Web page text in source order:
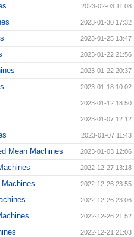
2023-02-03 11:08
2023-01-30 17:32
2023-01-25 13:47
2023-01-22 21:56
2023-01-22 20:37
2023-01-18 10:02
2023-01-12 18:50
2023-01-07 12:12
2023-01-07 11:43
Mean Machines 2023-01-03 12:06
2022-12-27 13:18
2022-12-26 23:55
2022-12-26 23:06
2022-12-26 21:52
2022-12-21 21:03